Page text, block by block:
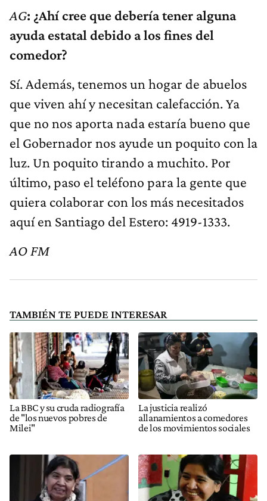
AG: ¿Ahí cree que debería tener alguna
ayuda estatal debido a los fines del
comedor?
Sí. Además, tenemos un hogar de abuelos
que viven ahí y necesitan calefacción. Ya
que no nos aporta nada estaría bueno que
el Gobernador nos ayude un poquito con la
luz. Un poquito tirando a muchito. Por
último, paso el teléfono para la gente que
quiera colaborar con los más necesitados
aquí en Santiago del Estero: 4919-1333.
AO FM
TAMBIÉN TE PUEDE INTERESAR
La BBC y su cruda radiografía
de "los nuevos pobres de
Milei"
La justicia realizó
allanamientos a comedores
de los movimientos sociales